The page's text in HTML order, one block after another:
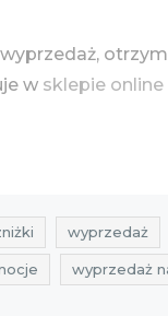
w sklepie online
wyprzedaż
wyprzedaż